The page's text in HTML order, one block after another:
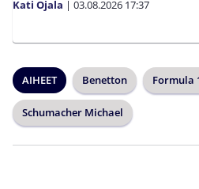
Kati Ojala | 03.08.2026 17:37
AIHEET Benetton Formula
Schumacher Michael